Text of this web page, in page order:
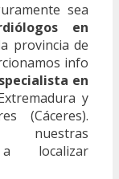
sea
en
provincia de
info
en
y
(Cáceres).
nuestras
a localizar